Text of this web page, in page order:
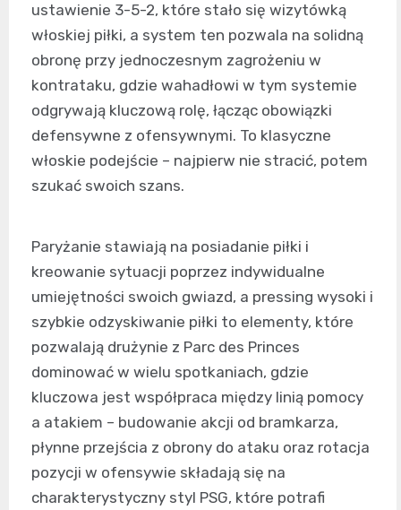
ustawienie 3-5-2, które stało się wizytówką
włoskiej piłki, a system ten pozwala na solidną
obronę przy jednoczesnym zagrożeniu w
kontrataku, gdzie wahadłowi w tym systemie
odgrywają kluczową rolę, łącząc obowiązki
defensywne z ofensywnymi. To klasyczne
włoskie podejście – najpierw nie stracić, potem
szukać swoich szans.
Paryżanie stawiają na posiadanie piłki i
kreowanie sytuacji poprzez indywidualne
umiejętności swoich gwiazd, a pressing wysoki i
szybkie odzyskiwanie piłki to elementy, które
pozwalają drużynie z Parc des Princes
dominować w wielu spotkaniach, gdzie
kluczowa jest współpraca między linią pomocy
a atakiem – budowanie akcji od bramkarza,
płynne przejścia z obrony do ataku oraz rotacja
pozycji w ofensywie składają się na
charakterystyczny styl PSG, które potrafi